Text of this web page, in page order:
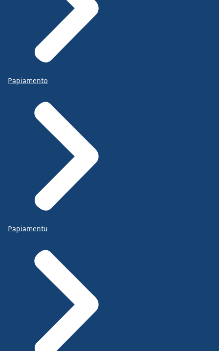
Papiamento
Papiamentu